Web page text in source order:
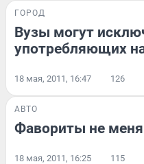
ГОРОД
Вузы могут
употребляющих
18 мая, 2011, 16:47 126
АВТО
Фавориты не
18 мая, 2011, 16:25 115